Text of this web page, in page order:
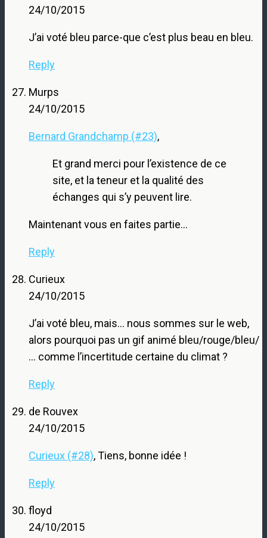
24/10/2015
J’ai voté bleu parce-que c’est plus beau en bleu.
Reply
Murps
24/10/2015
Bernard Grandchamp (#23),
Et grand merci pour l’existence de ce
site, et la teneur et la qualité des
échanges qui s’y peuvent lire.
Maintenant vous en faites partie…
Reply
Curieux
24/10/2015
J’ai voté bleu, mais… nous sommes sur le web,
alors pourquoi pas un gif animé bleu/rouge/bleu/
… comme l’incertitude certaine du climat ?
Reply
de Rouvex
24/10/2015
Curieux (#28), Tiens, bonne idée !
Reply
floyd
24/10/2015